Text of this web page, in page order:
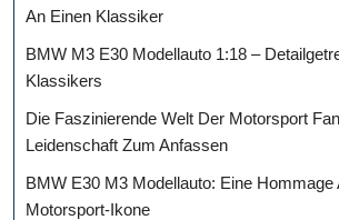
An Einen Klassiker
BMW M3 E30 Modellauto 1:18 –
Klassikers
Die Faszinierende Welt Der Motorsport
Leidenschaft Zum Anfassen
BMW E30 M3 Modellauto: Eine Hommage
Motorsport-Ikone